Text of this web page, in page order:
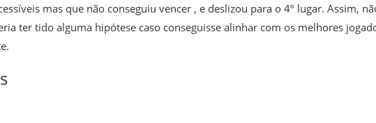
mas que não conseguiu vencer , e deslizou para o 4º lugar. Assim,
ter tido alguma hipótese caso conseguisse alinhar com os melhores